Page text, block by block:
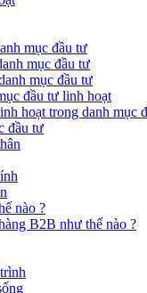
mục đầu tư
mục đầu tư
mục đầu tư
đầu tư linh hoạt
hoạt trong danh mục
đầu tư
nào ?
B2B như thế nào ?